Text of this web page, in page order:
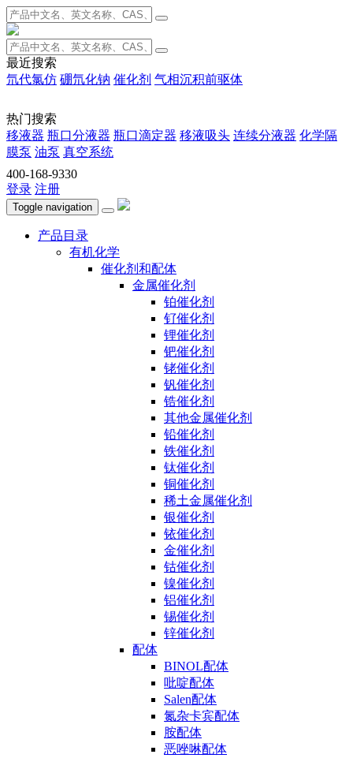
最近搜索
氘代氯仿 硼氘化钠 催化剂 气相沉积前驱体
热门搜索
移液器 瓶口分液器 瓶口滴定器 移液吸头 连续分液器 化学隔
膜泵 油泵 真空系统
400-168-9330
登录 注册
Toggle navigation
产品目录
有机化学
催化剂和配体
金属催化剂
铂催化剂
钌催化剂
锂催化剂
钯催化剂
铑催化剂
钒催化剂
锆催化剂
其他金属催化剂
铅催化剂
铁催化剂
钛催化剂
铜催化剂
稀土金属催化剂
银催化剂
铱催化剂
金催化剂
钴催化剂
镍催化剂
铝催化剂
锡催化剂
锌催化剂
配体
BINOL配体
吡啶配体
Salen配体
氮杂卡宾配体
胺配体
恶唑啉配体